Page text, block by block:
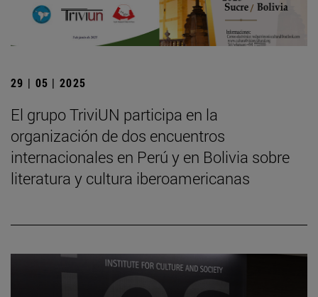
29 | 05 | 2025
El grupo TriviUN participa en la
organización de dos encuentros
internacionales en Perú y en Bolivia sobre
literatura y cultura iberoamericanas